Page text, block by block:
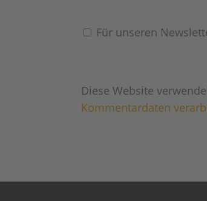
Für unseren
Diese Website
Kommentardaten